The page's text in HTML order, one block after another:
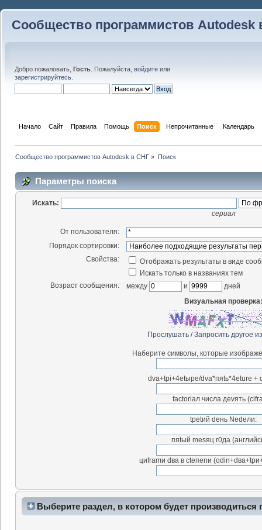
Сообщество программистов Autodesk
Добро пожаловать, Гость . Пожалуйста, войдите или
зарегистрируйтесь
Начало Сайт Правила Помощь Поиск Непрочитанные Календарь
Сообщество программистов Autodesk в СНГ » Поиск
Параметры поиска
Искать:
сериал
От пользователя:
Порядок сортировки:
Свойства:
Отображать результаты в виде
Искать только в названиях тем
Возраст сообщения:
между и
дней
Визуальная проверка:
Прослушать/Запросить другое
Наберите символы, которые
dva+tpi+4etыpe/dva*пяtь*4eture +
factоriал чиcла деvять
tpetий deнь Nedeли:
пяtый mesяц г0дa
циfrаmи dвa в ctепenи
Выберите раздел, в котором будет производиться